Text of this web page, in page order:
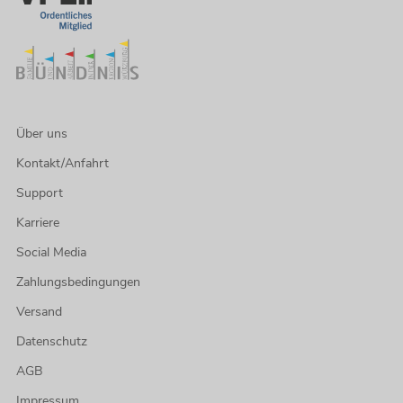
Über uns
Kontakt/Anfahrt
Support
Karriere
Social Media
Zahlungsbedingungen
Versand
Datenschutz
AGB